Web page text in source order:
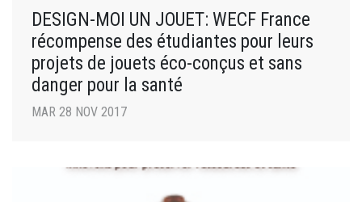
DESIGN-MOI UN JOUET: WECF France
récompense des étudiantes pour leurs
projets de jouets éco-conçus et sans
danger pour la santé
MAR 28 NOV 2017